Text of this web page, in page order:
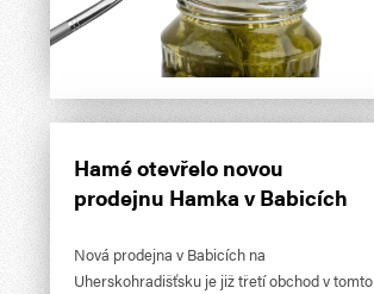
Hamé otevřelo novou
prodejnu Hamka v Babicích
Nová prodejna v Babicích na
Uherskohradišťsku je již třetí obchod v tomto